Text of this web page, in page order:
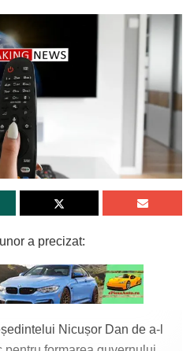
a precizat:
Nicușor Dan de a-l